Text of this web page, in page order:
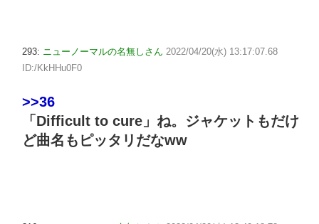
293: ニューノーマルの名無しさん 2022/04/20(水) 13:17:07.68
ID:/KkHHu0F0
>>36
「Difficult to cure」ね。ジャケットもだけ
ど曲名もピッタリだなww